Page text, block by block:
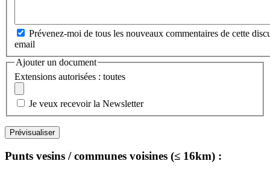
Prévenez-moi de tous les nouveaux commentaires de cette
email
Ajouter un document
Extensions autorisées : toutes
Je veux recevoir la Newsletter
Punts vesins / communes voisines (≤ 16km) :